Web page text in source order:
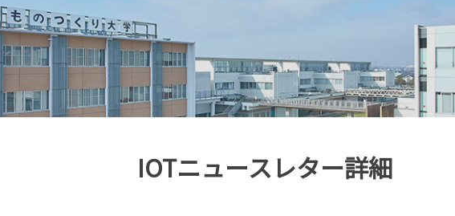
IOTニュースレター詳細